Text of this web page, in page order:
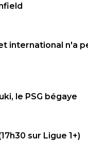
international n'a
le PSG bégaye
sur Ligue 1+)